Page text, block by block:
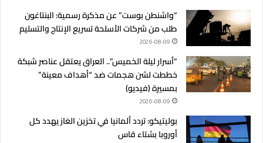
“واشنطن بوست” عن مذكرة رسمية: البنتاغون
طلب من شركات الأسلحة تسريع الإنتاج والتسليم
2026-08-09
“أسرار ليلة الخميس”.. العراق يعتقل عناصر شبكة
خططت لشن هجمات ضد “أهداف معينة”
بمسيرة (فيديو)
2026-08-09
بوليتيكو: تردد ألمانيا في تخزين الغاز يهدد كل
أوروبا بشتاء قاس